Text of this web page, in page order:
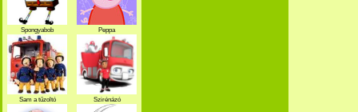
Spongyabob Peppa
Sam a tűzoltó
Szirénázó
szupercsapat